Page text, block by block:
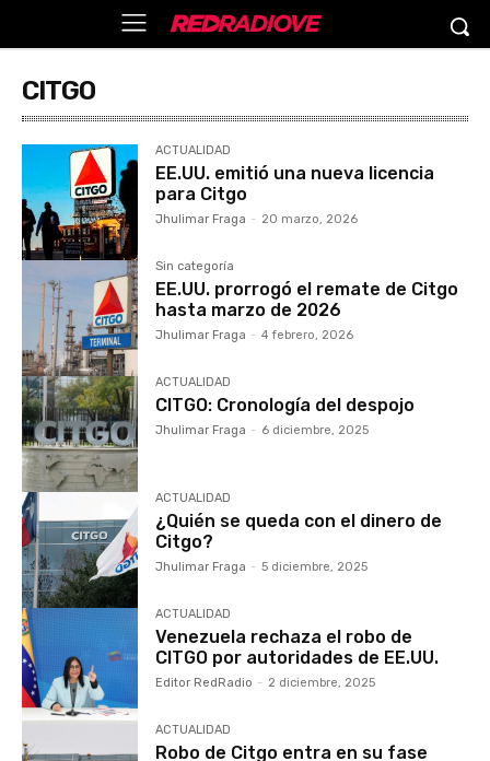
CITGO
ACTUALIDAD
EE.UU. emitió una nueva licencia
para Citgo
Jhulimar Fraga - 20 marzo, 2026
Sin categoría
EE.UU. prorrogó el remate de Citgo
hasta marzo de 2026
Jhulimar Fraga - 4 febrero, 2026
ACTUALIDAD
CITGO: Cronología del despojo
Jhulimar Fraga - 6 diciembre, 2025
ACTUALIDAD
¿Quién se queda con el dinero de
Citgo?
Jhulimar Fraga - 5 diciembre, 2025
ACTUALIDAD
Venezuela rechaza el robo de
CITGO por autoridades de EE.UU.
Editor RedRadio - 2 diciembre, 2025
ACTUALIDAD
Robo de Citgo entra en su fase